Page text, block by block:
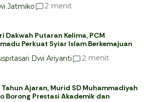
Jatmiko
2 menit
Dakwah Putaran Kelima, PCM
Perkuat Syiar Islam Berkemajuan
Dwi Ariyanti
2 menit
Tahun Ajaran, Murid SD Muhammadiyah
Borong Prestasi Akademik dan